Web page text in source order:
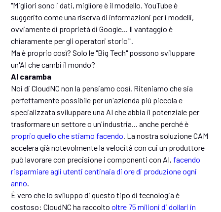
"Migliori sono i dati, migliore è il modello. YouTube è
suggerito come una riserva di informazioni per i modelli,
ovviamente di proprietà di Google... Il vantaggio è
chiaramente per gli operatori storici".
Ma è proprio così? Solo le "Big Tech" possono sviluppare
un'AI che cambi il mondo?
AI caramba
Noi di CloudNC non la pensiamo così. Riteniamo che sia
perfettamente possibile per un'azienda più piccola e
specializzata sviluppare una AI che abbia il potenziale per
trasformare un settore o un'industria... anche perché è
proprio quello che stiamo facendo. La nostra soluzione CAM
accelera già notevolmente la velocità con cui un produttore
può lavorare con precisione i componenti con AI, facendo
risparmiare agli utenti centinaia di ore di produzione ogni
anno.
È vero che lo sviluppo di questo tipo di tecnologia è
costoso: CloudNC ha raccoltooltre 75 milioni di dollari in